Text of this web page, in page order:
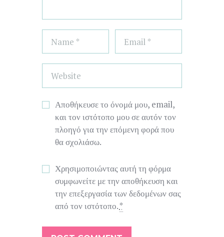
Αποθήκευσε το όνομά μου, email,
και τον ιστότοπο μου σε αυτόν τον
πλοηγό για την επόμενη φορά που
θα σχολιάσω.
Χρησιμοποιώντας αυτή τη φόρμα
συμφωνείτε με την αποθήκευση και
την επεξεργασία των δεδομένων σας
από τον ιστότοπο.*